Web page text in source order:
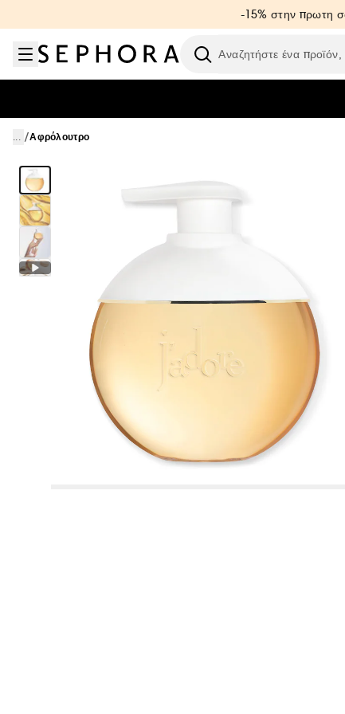
-15% στην πρωτη
Ερευνήστε
... /Αφρόλουτρο